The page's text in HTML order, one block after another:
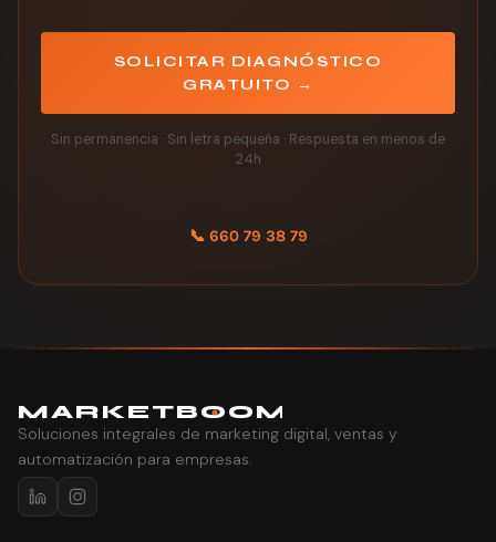
SOLICITAR DIAGNÓSTICO
GRATUITO →
Sin permanencia · Sin letra pequeña · Respuesta en menos de
24h
📞 660 79 38 79
MARKETBOOM
Soluciones integrales de marketing digital, ventas y
automatización para empresas.